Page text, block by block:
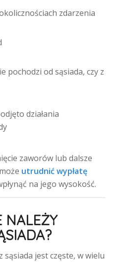
zdarzenia
pochodzi od sąsiada, czy z
działania
zaworów lub dalsze
utrudnić wypłatę
na jego wysokość.
NALEŻY
sąsiada jest częste, w wielu